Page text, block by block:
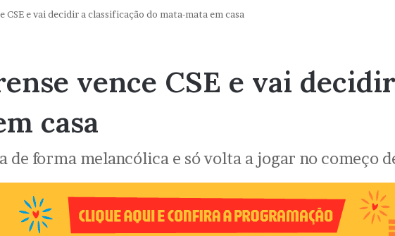
CSE e vai decidir a classificação do mata-mata em casa
vence CSE e vai
casa
forma melancólica e só volta a jogar no começo